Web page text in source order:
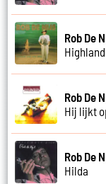
Rob De
Rob De
Hij lijkt
Rob De
Hilda